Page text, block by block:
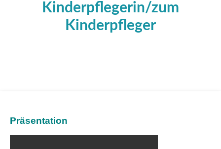
Kinderpflegerin/zum
Kinderpfleger
Präsentation